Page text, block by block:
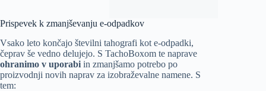
Prispevek k zmanjševanju e-odpadkov
Vsako leto končajo številni tahografi kot e-odpadki,
čeprav še vedno delujejo. S TachoBoxom te naprave
ohranimo v uporabi in zmanjšamo potrebo po
proizvodnji novih naprav za izobraževalne namene. S
tem: